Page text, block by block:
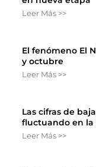
Leer Más >>
El fenómeno El
y octubre
Leer Más >>
Las cifras de
fluctuando en la
Leer Más >>